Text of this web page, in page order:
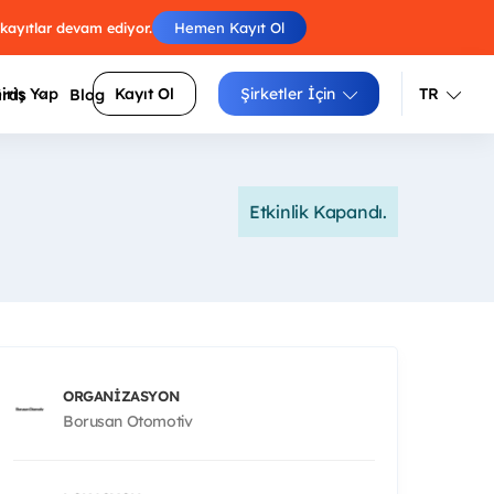
devam ediyor. Hemen Kayıt Ol
daha
Engelleri atla, skorunu arkadaşlarınla
Blog
Yap Kayıt Ol Şirketler İçin TR
İngilizce
Etkinlik Kapandı.
ORGANIZASYON
Borusan Otomotiv